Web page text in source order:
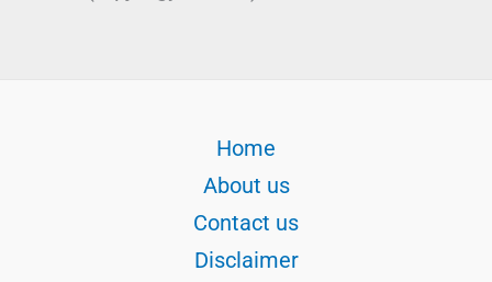
Home
About us
Contact us
Disclaimer